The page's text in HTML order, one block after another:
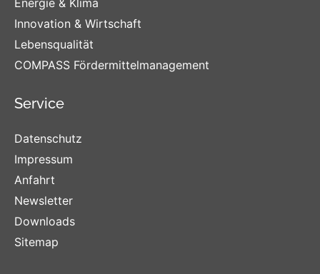
Energie & Klima
Innovation & Wirtschaft
Lebensqualität
COMPASS Fördermittelmanagement
Service
Datenschutz
Impressum
Anfahrt
Newsletter
Downloads
Sitemap